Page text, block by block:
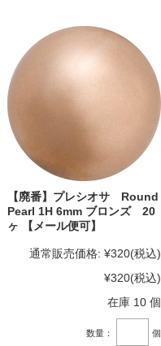
【廃番】プレシオサ Round
Pearl 1H 6mm ブロンズ 20
ヶ 【メール便可】
通常販売価格: ¥320(税込)
¥320(税込)
在庫 10 個
数量： 個